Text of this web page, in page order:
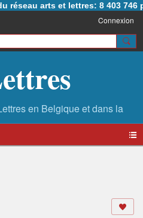
réseau arts et lettres: 8 403 746
Connexion